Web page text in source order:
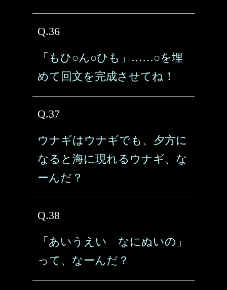
Q.36
「もひ○ん○ひも」……○を埋
めて回文を完成させてね！
Q.37
ウナギはウナギでも、夕方に
なると海に現れるウナギ、な
ーんだ？
Q.38
「あいうえい なにぬいの」
って、なーんだ？